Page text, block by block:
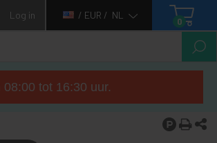
Log in / EUR / NL
0
tot 16:30 uur.